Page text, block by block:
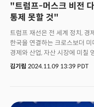
"트럼프-머스크 비전
통제 못할 것"
트럼프 재선은 전 세계 정치, 경
한국을 연결하는 크로스보더
경제와 산업, 자산 시장에 미칠
웨비나에서는 트럼프의 재선이
기업들이 선제적으로 준비해
김기림 2024.11.09 13:39 PDT